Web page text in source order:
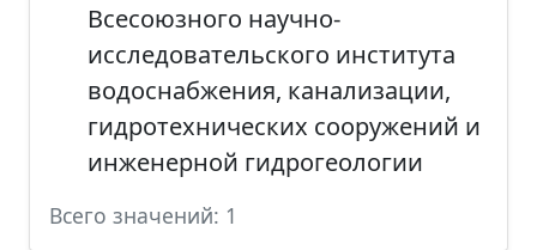
Всесоюзного научно-
исследовательского института
водоснабжения, канализации,
гидротехнических сооружений и
инженерной гидрогеологии
Всего значений: 1